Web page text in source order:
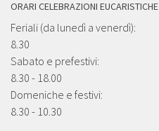
ORARI CELEBRAZIONI EUCARISTICHE
Feriali (da lunedì a venerdì):
8.30
Sabato e prefestivi:
8.30 - 18.00
Domeniche e festivi:
8.30 - 10.30